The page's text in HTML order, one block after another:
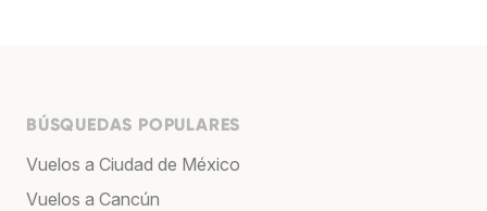
BÚSQUEDAS POPULARES
Vuelos a Ciudad de México
Vuelos a Cancún